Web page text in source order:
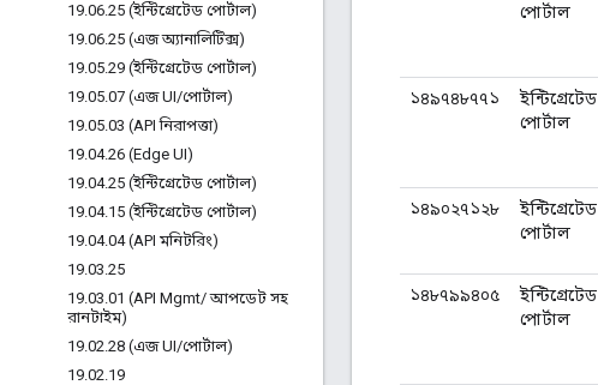
19.06.25 (ইন্টিগ্রেটেড পোর্টাল)
19.06.25 (এজ অ্যানালিটিক্স)
19.05.29 (ইন্টিগ্রেটেড পোর্টাল)
19.05.07 (এজ UI/পোর্টাল)
19.05.03 (API নিরাপত্তা)
19.04.26 (Edge UI)
19.04.25 (ইন্টিগ্রেটেড পোর্টাল)
19.04.15 (ইন্টিগ্রেটেড পোর্টাল)
19.04.04 (API মনিটরিং)
19.03.25
19.03.01 (API Mgmt/আপডেট সহ
রানটাইম)
19.02.28 (এজ UI/পোর্টাল)
19.02.19
পোর্টাল
১৪৯৭৪৮৭৭১
ইন্টিগ্রেটেড
পোর্টাল
১৪৯০২৭১২৮
ইন্টিগ্রেটেড
পোর্টাল
১৪৮৭৯৯৪০৫
ইন্টিগ্রেটেড
পোর্টাল